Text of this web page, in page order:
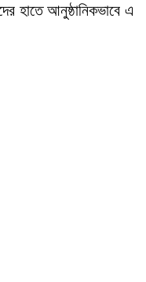
হাতে আনুষ্ঠানিকভাবে এ